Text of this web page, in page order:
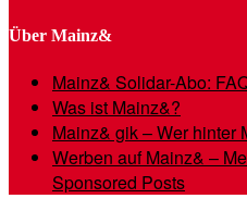
Über Mainz&
Mainz& Solidar-Abo:
Was ist Mainz&?
Mainz& gik – Wer hinter
Werben auf Mainz& –
Sponsored Posts